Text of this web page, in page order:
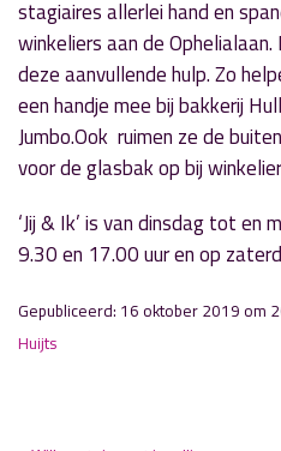
stagiaires allerlei hand en
winkeliers aan de
deze aanvullende hulp. Zo
een handje mee bij bakkerij
Jumbo.Ook ruimen ze de
voor de glasbak op bij
‘Jij & Ik’ is van dinsdag tot en
9.30 en 17.00 uur en op
Gepubliceerd: 16 oktober 2019 om
Huijts